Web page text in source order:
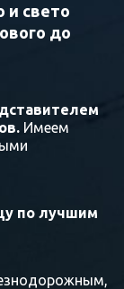
и свето
до
Имеем
по лучшим